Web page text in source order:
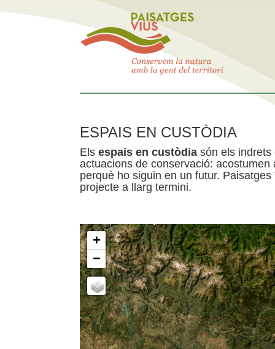
ESPAIS EN CUSTÒDIA
Els espais en custòdia són els indrets
actuacions de conservació:
perquè ho siguin en un futur.
projecte a llarg termini.
+
−